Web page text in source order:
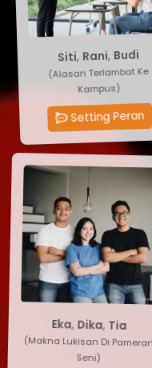
Siti, Rani, Budi
(Alasan Terlambat Ke
Kampus)
Setting Peran
Eka, Dika, Tia
(Makna Lukisan Di Pameran
Seni)